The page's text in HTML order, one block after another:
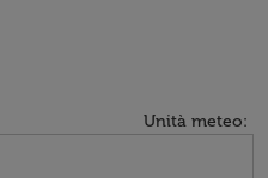
Unità meteo: